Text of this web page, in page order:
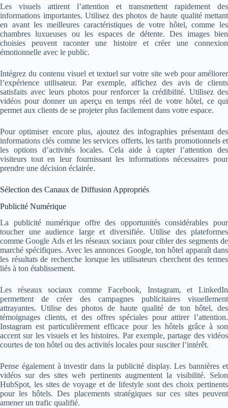
Les visuels attirent l’attention et transmettent rapidement des
informations importantes. Utilisez des photos de haute qualité mettant
en avant les meilleures caractéristiques de votre hôtel, comme les
chambres luxueuses ou les espaces de détente. Des images bien
choisies peuvent raconter une histoire et créer une connexion
émotionnelle avec le public.
Intégrez du contenu visuel et textuel sur votre site web pour améliorer
l’expérience utilisateur. Par exemple, affichez des avis de clients
satisfaits avec leurs photos pour renforcer la crédibilité. Utilisez des
vidéos pour donner un aperçu en temps réel de votre hôtel, ce qui
permet aux clients de se projeter plus facilement dans votre espace.
Pour optimiser encore plus, ajoutez des infographies présentant des
informations clés comme les services offerts, les tarifs promotionnels et
les options d’activités locales. Cela aide à capter l’attention des
visiteurs tout en leur fournissant les informations nécessaires pour
prendre une décision éclairée.
Sélection des Canaux de Diffusion Appropriés
Publicité Numérique
La publicité numérique offre des opportunités considérables pour
toucher une audience large et diversifiée. Utilise des plateformes
comme Google Ads et les réseaux sociaux pour cibler des segments de
marché spécifiques. Avec les annonces Google, ton hôtel apparaît dans
les résultats de recherche lorsque les utilisateurs cherchent des termes
liés à ton établissement.
Les réseaux sociaux comme Facebook, Instagram, et LinkedIn
permettent de créer des campagnes publicitaires visuellement
attrayantes. Utilise des photos de haute qualité de ton hôtel, des
témoignages clients, et des offres spéciales pour attirer l’attention.
Instagram est particulièrement efficace pour les hôtels grâce à son
accent sur les visuels et les histoires. Par exemple, partage des vidéos
courtes de ton hôtel ou des activités locales pour susciter l’intérêt.
Pense également à investir dans la publicité display. Les bannières et
vidéos sur des sites web pertinents augmentent la visibilité. Selon
HubSpot, les sites de voyage et de lifestyle sont des choix pertinents
pour les hôtels. Des placements stratégiques sur ces sites peuvent
amener un trafic qualifié.